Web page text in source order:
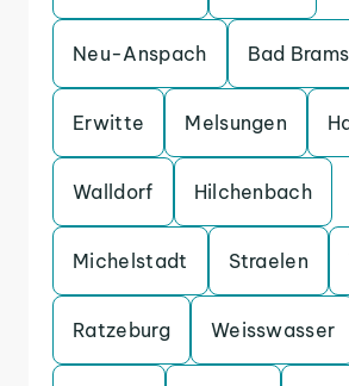
Neu-Anspach Bad
Erwitte Melsungen
Walldorf Hilchenbach
Michelstadt Straelen
Ratzeburg Weisswasser